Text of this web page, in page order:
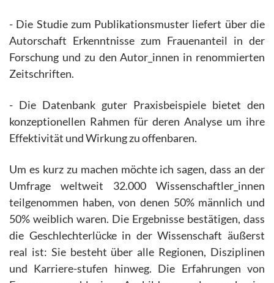
- Die Studie zum Publikationsmuster liefert über die
Autorschaft Erkenntnisse zum Frauenanteil in der
Forschung und zu den Autor_innen in renommierten
Zeitschriften.
- Die Datenbank guter Praxisbeispiele bietet den
konzeptionellen Rahmen für deren Analyse um ihre
Effektivität und Wirkung zu offenbaren.
Um es kurz zu machen möchte ich sagen, dass an der
Umfrage weltweit 32.000 Wissenschaftler_innen
teilgenommen haben, von denen 50% männlich und
50% weiblich waren. Die Ergebnisse bestätigen, dass
die Geschlechterlücke in der Wissenschaft äußerst
real ist: Sie besteht über alle Regionen, Disziplinen
und Karriere-stufen hinweg. Die Erfahrungen von